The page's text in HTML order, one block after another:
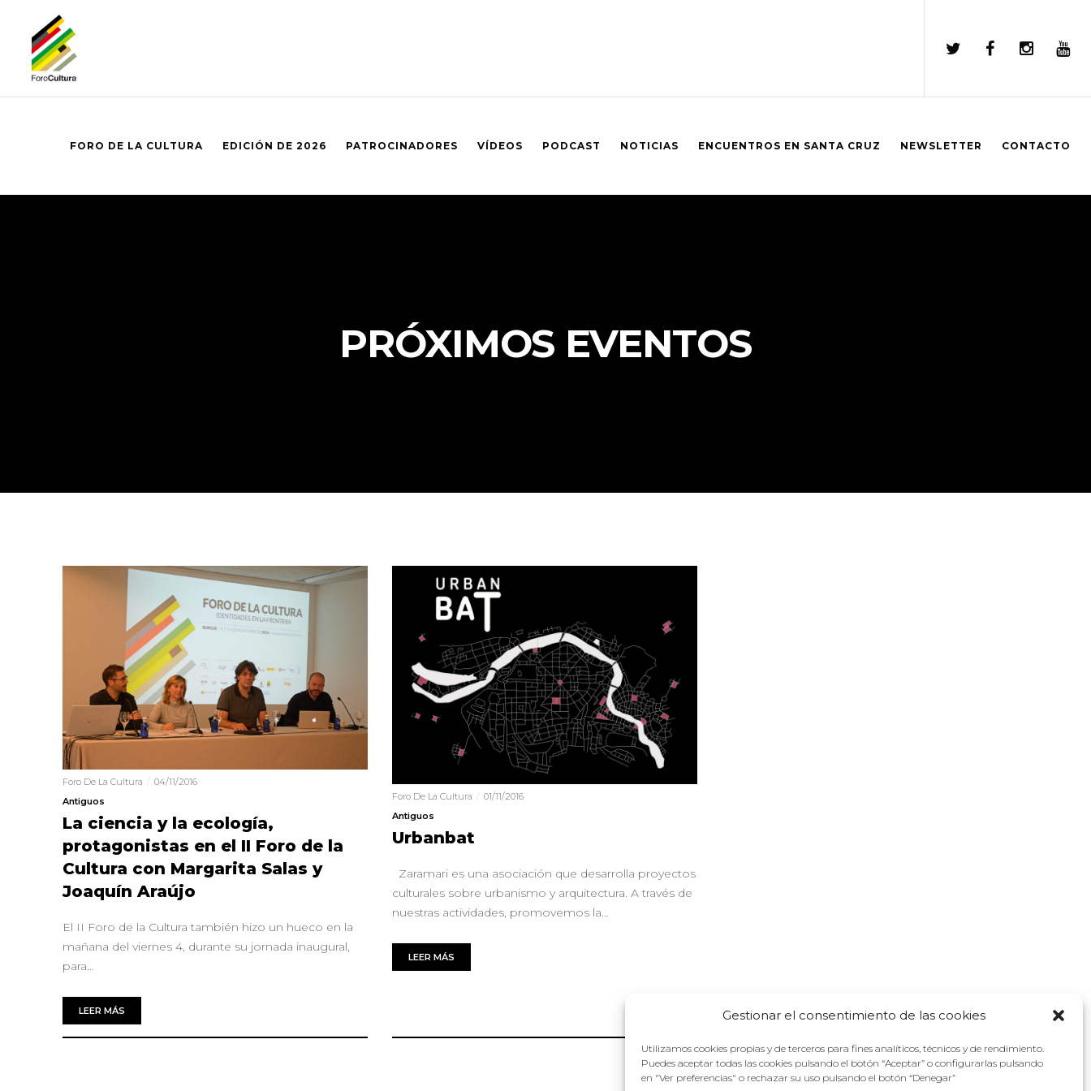
Gestionar el consentimiento de las cookies
Utilizamos cookies propias y de terceros para fines analíticos, técnicos y de rendimiento.
Puedes aceptar todas las cookies pulsando el botón “Aceptar” o configurarlas pulsando
en "Ver preferencias" o rechazar su uso pulsando el botón “Denegar”
FORO DE LA CULTURA EDICIÓN DE 2026 PATROCINADORES VÍDEOS PODCAST NOTICIAS ENCUENTROS EN SANTA CRUZ NEWSLETTER CONTACTO
PRÓXIMOS EVENTOS
Foro De La Cultura
04/11/2016
Antiguos
La ciencia y la ecología,
protagonistas en el II Foro de la
Cultura con Margarita Salas y
Joaquín Araújo
El II Foro de la Cultura también hizo un hueco en la
mañana del viernes 4, durante su jornada inaugural,
para…
LEER MÁS
Foro De La Cultura
01/11/2016
Antiguos
Urbanbat
Zaramari es una asociación que desarrolla proyectos
culturales sobre urbanismo y arquitectura. A través de
nuestras actividades, promovemos la…
LEER MÁS